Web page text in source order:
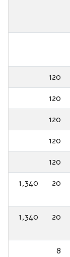
120
120
120
120
120
20
1,340
20
1,340
8